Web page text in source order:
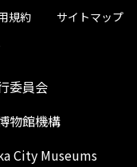
規約
サイトマップ
委員会
物館機構
City Museums